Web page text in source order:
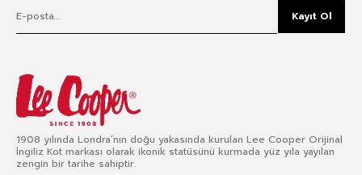
Kayıt Ol
1908 yılında Londra’nın doğu yakasında kurulan Lee Cooper Orijinal
İngiliz Kot markası olarak ikonik statüsünü kurmada yüz yıla yayılan
zengin bir tarihe sahiptir.